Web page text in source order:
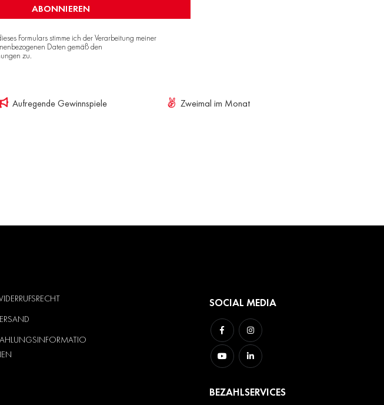
ABONNIEREN
Formulars stimme ich der Verarbeitung meiner
Daten gemäß den
zu.
Aufregende Gewinnspiele Zweimal im Monat
SOCIAL MEDIA
BEZAHLSERVICES